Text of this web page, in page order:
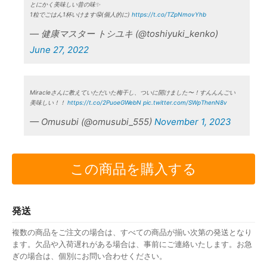
とにかく美味しい昔の味✨
1粒でごはん1杯いけます🤤(個人的に) https://t.co/TZpNmovYhb
— 健康マスター トシユキ (@toshiyuki_kenko)
June 27, 2022
Miracleさんに教えていただいた梅干し、ついに開けました〜！すんんんごい
美味しい！！ https://t.co/2PuoeGWebN pic.twitter.com/SWpThenN8v
— Omusubi (@omusubi_555) November 1, 2023
この商品を購入する
発送
複数の商品をご注文の場合は、すべての商品が揃い次第の発送となり
ます。欠品や入荷遅れがある場合は、事前にご連絡いたします。お急
ぎの場合は、個別にお問い合わせください。